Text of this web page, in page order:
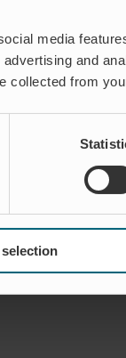
media
and
collected from
bestämde oss för
i och med att
möten och ökad
stororder av
framtiden som
innovativa